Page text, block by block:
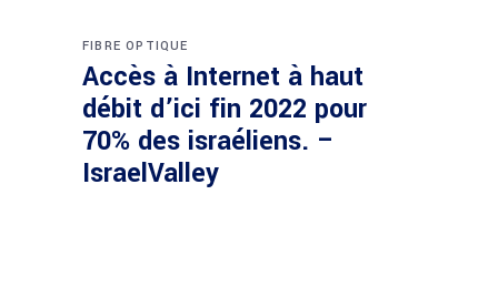
FIBRE OPTIQUE
Accès à Internet à haut
débit d’ici fin 2022 pour
70% des israéliens. –
IsraelValley